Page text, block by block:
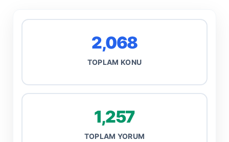
2,068
TOPLAM KONU
1,257
TOPLAM YORUM